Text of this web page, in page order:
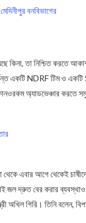
বনবিভাগের
তা নিশ্চিত করতে
একটি NDRF টিম ও
অ্যাডভেঞ্চার করতে
এবার আগে থেকেই
জল দ্রুত বের করার
অখিল গিরি। তিনি বলেন,